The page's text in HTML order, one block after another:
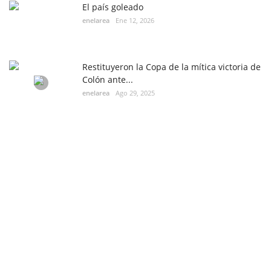
El país goleado
enelarea Ene 12, 2026
Restituyeron la Copa de la mítica victoria de
Colón ante...
enelarea Ago 29, 2025